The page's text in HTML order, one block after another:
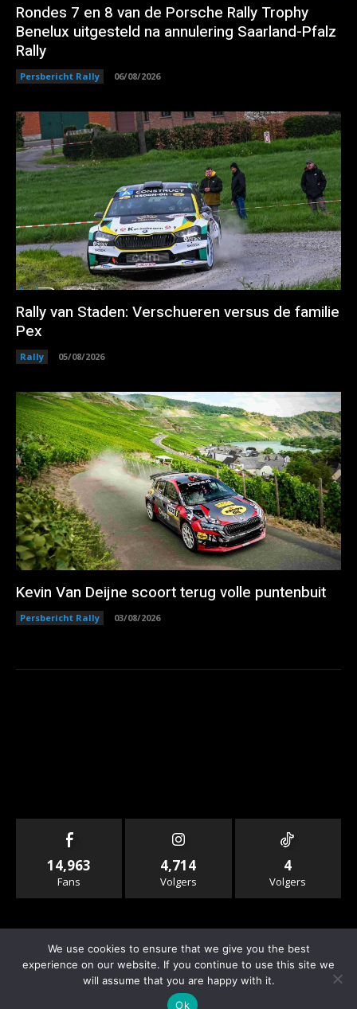
Rondes 7 en 8 van de Porsche Rally Trophy
Benelux uitgesteld na annulering Saarland-Pfalz
Rally
Persbericht Rally 06/08/2026
Rally van Staden: Verschueren versus de familie
Pex
Rally 05/08/2026
Kevin Van Deijne scoort terug volle puntenbuit
Persbericht Rally 03/08/2026
14,963
Fans
4,714
Volgers
4
Volgers
We use cookies to ensure that we give you the best
experience on our website. If you continue to use this site we
will assume that you are happy with it.
Ok